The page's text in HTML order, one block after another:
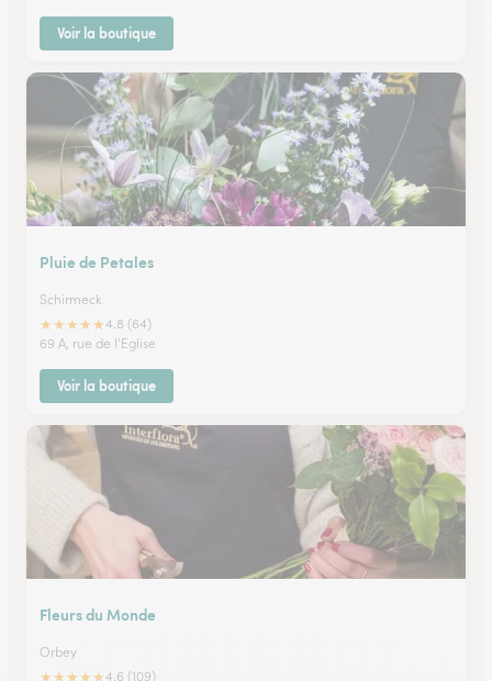
Voir la boutique
Pluie de Petales
Schirmeck
★★★★★4.8 (64)
69 A, rue de l'Eglise
Voir la boutique
Fleurs du Monde
Orbey
★★★★★4.6 (109)